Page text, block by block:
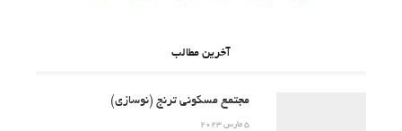
آخرین مطالب
مجتمع مسکونی ترنج (نوسازی)
5 مارس 2023